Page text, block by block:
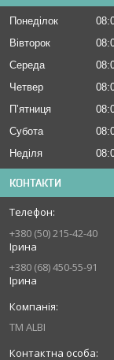
Понеділок
Вівторок
Середа
Четвер
Пʼятниця
Субота
Неділя
КОНТАКТИ
+380 (50) 215-42-40
Ірина
+380 (68) 450-55-91
Ірина
ТМ ALBI